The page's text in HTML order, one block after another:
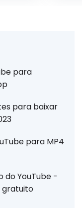
para
para baixar
para MP4
do YouTube -
gratuito